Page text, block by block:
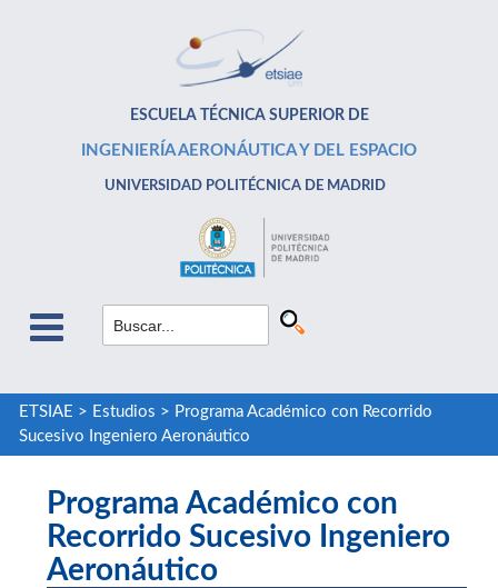
ESCUELA TÉCNICA SUPERIOR DE
INGENIERÍA AERONÁUTICA Y DEL ESPACIO
UNIVERSIDAD POLITÉCNICA DE MADRID
ETSIAE > Estudios > Programa Académico con Recorrido
Sucesivo Ingeniero Aeronáutico
Programa Académico con
Recorrido Sucesivo Ingeniero
Aeronáutico